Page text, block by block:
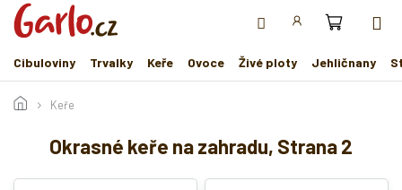
Přejít
obsah
Cibuloviny
Trvalky Keře Ovoce Živé ploty Jehličnany
Keře
Okrasné keře na zahradu, Strana 2